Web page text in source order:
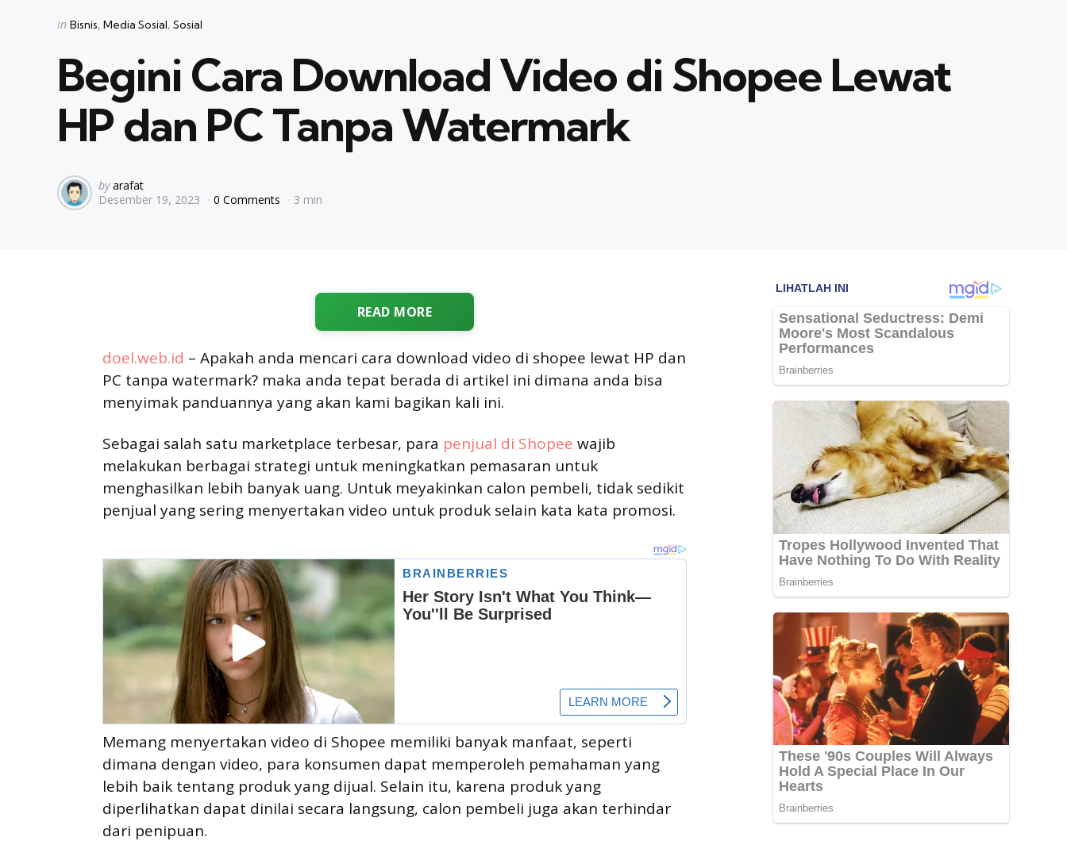
Categories
Posted
in Bisnis Media Sosial Sosial
Begini Cara Download Video di Shopee Lewat
HP dan PC Tanpa Watermark
Posted
by
by arafat
Desember 19, 2023
0 Comments 3 min
READ MORE
doel.web.id – Apakah anda mencari cara download video di shopee lewat HP dan
PC tanpa watermark? maka anda tepat berada di artikel ini dimana anda bisa
menyimak panduannya yang akan kami bagikan kali ini.
Sebagai salah satu marketplace terbesar, para penjual di Shopee wajib
melakukan berbagai strategi untuk meningkatkan pemasaran untuk
menghasilkan lebih banyak uang. Untuk meyakinkan calon pembeli, tidak sedikit
penjual yang sering menyertakan video untuk produk selain kata kata promosi.
Memang menyertakan video di Shopee memiliki banyak manfaat, seperti
dimana dengan video, para konsumen dapat memperoleh pemahaman yang
lebih baik tentang produk yang dijual. Selain itu, karena produk yang
diperlihatkan dapat dinilai secara langsung, calon pembeli juga akan terhindar
dari penipuan.